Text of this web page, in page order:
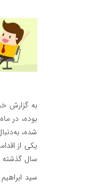
به گزارش
بوده، در
شده،
یکی از
سال گذشته
سید